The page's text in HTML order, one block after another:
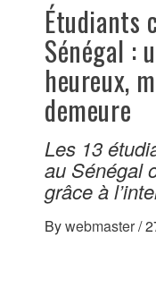
Étudiants
Sénégal :
heureux,
demeure
Les 13
au Sénégal
grâce à
Bywebmaster/